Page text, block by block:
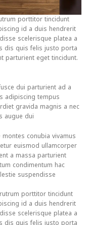
porttitor tincidunt
id a duis hendrerit
scelerisque platea a
dis quis felis justo porta
parturient eget tincidunt.
dui parturient ad a
adipiscing tempus
gravida magnis a nec
augue dui.
conubia vivamus
euismod ullamcorper
a massa parturient
condimentum hac
suspendisse
porttitor tincidunt
id a duis hendrerit
scelerisque platea a
dis quis felis justo porta